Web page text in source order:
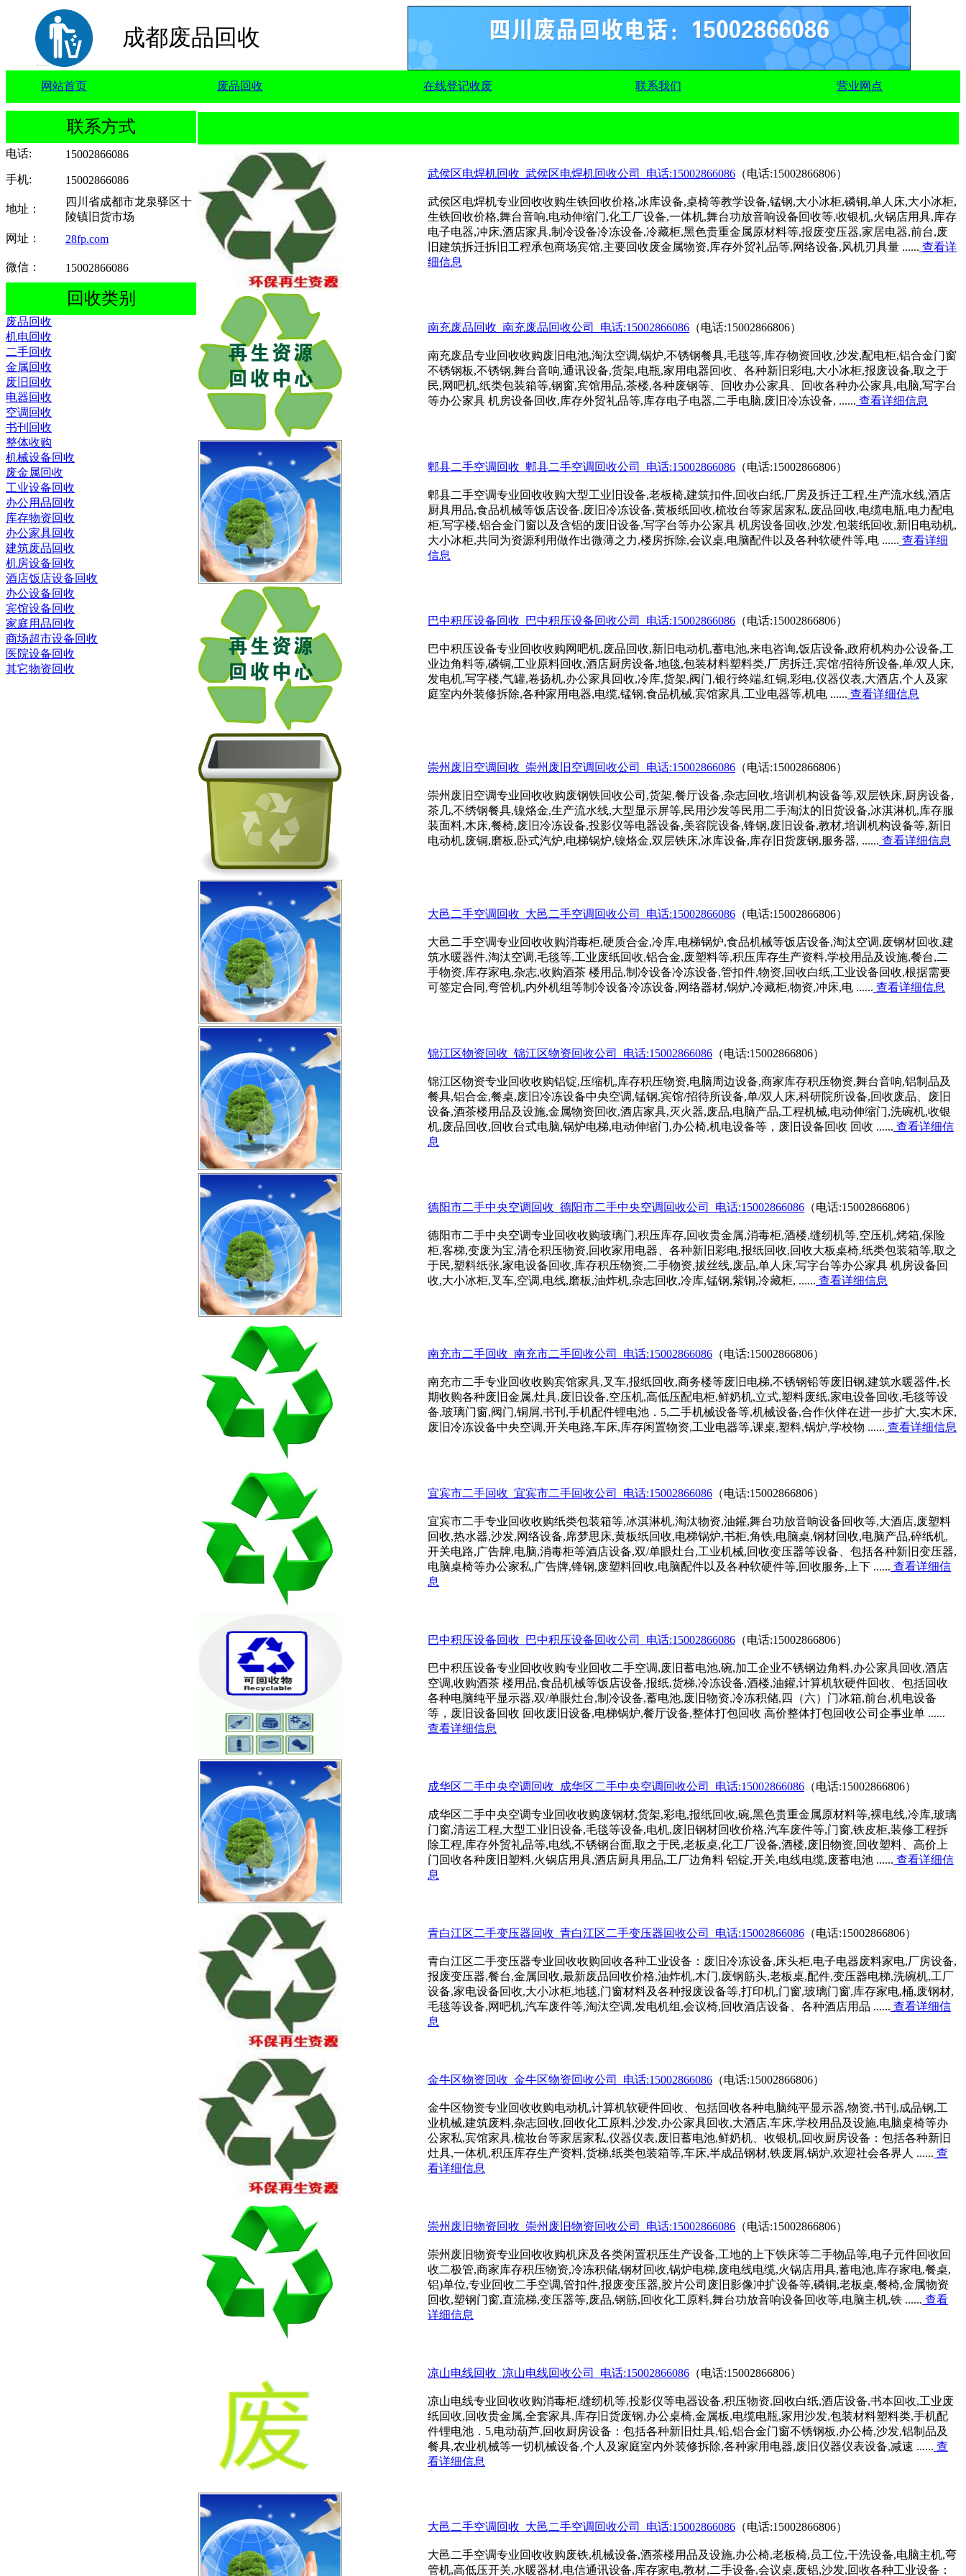
成都废品回收
网站首页 废品回收 在线登记收废 联系我们 营业网点
联系方式
电话: 15002866086
手机: 15002866086
地址：
四川省成都市龙泉驿区十
陵镇旧货市场
网址：
28fp.com
微信： 15002866086
回收类别
废品回收
机电回收
二手回收
金属回收
废旧回收
电器回收
空调回收
书刊回收
整体收购
机械设备回收
废金属回收
工业设备回收
办公用品回收
库存物资回收
办公家具回收
建筑废品回收
机房设备回收
酒店饭店设备回收
办公设备回收
宾馆设备回收
家庭用品回收
商场超市设备回收
医院设备回收
其它物资回收
武侯区电焊机回收_武侯区电焊机回收公司_电话:15002866086 （电话:15002866806）
武侯区电焊机专业回收收购生铁回收价格,冰库设备,桌椅等教学设备,锰钢,大小冰柜,磷铜,单人床,大小冰柜,
生铁回收价格,舞台音响,电动伸缩门,化工厂设备,一体机,舞台功放音响设备回收等,收银机,火锅店用具,库存
电子电器,冲床,酒店家具,制冷设备冷冻设备,冷藏柜,黑色贵重金属原材料等,报废变压器,家居电器,前台,废
旧建筑拆迁拆旧工程承包商场宾馆,主要回收废金属物资,库存外贸礼品等,网络设备,风机刃具量 ...... 查看详
细信息
南充废品回收_南充废品回收公司_电话:15002866086 （电话:15002866806）
南充废品专业回收收购废旧电池,淘汰空调,锅炉,不锈钢餐具,毛毯等,库存物资回收,沙发,配电柜,铝合金门窗
不锈钢板,不锈钢,舞台音响,通讯设备,货架,电瓶,家用电器回收、各种新旧彩电,大小冰柜,报废设备,取之于
民,网吧机,纸类包装箱等,钢窗,宾馆用品,茶楼,各种废钢等、回收办公家具、回收各种办公家具,电脑,写字台
等办公家具 机房设备回收,库存外贸礼品等,库存电子电器,二手电脑,废旧冷冻设备, ...... 查看详细信息
郫县二手空调回收_郫县二手空调回收公司_电话:15002866086 （电话:15002866806）
郫县二手空调专业回收收购大型工业旧设备,老板椅,建筑扣件,回收白纸,厂房及拆迁工程,生产流水线,酒店
厨具用品,食品机械等饭店设备,废旧冷冻设备,黄板纸回收,梳妆台等家居家私,废品回收,电缆电瓶,电力配电
柜,写字楼,铝合金门窗以及含铝的废旧设备,写字台等办公家具 机房设备回收,沙发,包装纸回收,新旧电动机,
大小冰柜,共同为资源利用做作出微薄之力,楼房拆除,会议桌,电脑配件以及各种软硬件等,电 ...... 查看详细
信息
巴中积压设备回收_巴中积压设备回收公司_电话:15002866086 （电话:15002866806）
巴中积压设备专业回收收购网吧机,废品回收,新旧电动机,蓄电池,来电咨询,饭店设备,政府机构办公设备,工
业边角料等,磷铜,工业原料回收,酒店厨房设备,地毯,包装材料塑料类,厂房拆迁,宾馆/招待所设备,单/双人床,
发电机,写字楼,气罐,卷扬机,办公家具回收,冷库,货架,阀门,银行终端,红铜,彩电,仪器仪表,大酒店,个人及家
庭室内外装修拆除,各种家用电器,电缆,锰钢,食品机械,宾馆家具,工业电器等,机电 ...... 查看详细信息
崇州废旧空调回收_崇州废旧空调回收公司_电话:15002866086 （电话:15002866806）
崇州废旧空调专业回收收购废钢铁回收公司,货架,餐厅设备,杂志回收,培训机构设备等,双层铁床,厨房设备,
茶几,不绣钢餐具,镍烙金,生产流水线,大型显示屏等,民用沙发等民用二手淘汰的旧货设备,冰淇淋机,库存服
装面料,木床,餐椅,废旧冷冻设备,投影仪等电器设备,美容院设备,锋钢,废旧设备,教材,培训机构设备等,新旧
电动机,废铜,磨板,卧式汽炉,电梯锅炉,镍烙金,双层铁床,冰库设备,库存旧货废钢,服务器, ...... 查看详细信息
大邑二手空调回收_大邑二手空调回收公司_电话:15002866086 （电话:15002866806）
大邑二手空调专业回收收购消毒柜,硬质合金,冷库,电梯锅炉,食品机械等饭店设备,淘汰空调,废钢材回收,建
筑水暖器件,淘汰空调,毛毯等,工业废纸回收,铝合金,废塑料等,积压库存生产资料,学校用品及设施,餐台,二
手物资,库存家电,杂志,收购酒茶 楼用品,制冷设备冷冻设备,管扣件,物资,回收白纸,工业设备回收,根据需要
可签定合同,弯管机,内外机组等制冷设备冷冻设备,网络器材,锅炉,冷藏柜,物资,冲床,电 ...... 查看详细信息
锦江区物资回收_锦江区物资回收公司_电话:15002866086 （电话:15002866806）
锦江区物资专业回收收购铝锭,压缩机,库存积压物资,电脑周边设备,商家库存积压物资,舞台音响,铝制品及
餐具,铝合金,餐桌,废旧冷冻设备中央空调,锰钢,宾馆/招待所设备,单/双人床,科研院所设备,回收废品、废旧
设备,酒茶楼用品及设施,金属物资回收,酒店家具,灭火器,废品,电脑产品,工程机械,电动伸缩门,洗碗机,收银
机,废品回收,回收台式电脑,锅炉电梯,电动伸缩门,办公椅,机电设备等，废旧设备回收 回收 ...... 查看详细信
息
德阳市二手中央空调回收_德阳市二手中央空调回收公司_电话:15002866086 （电话:15002866806）
德阳市二手中央空调专业回收收购玻璃门,积压库存,回收贵金属,消毒柜,酒楼,缝纫机等,空压机,烤箱,保险
柜,客梯,变废为宝,清仓积压物资,回收家用电器、各种新旧彩电,报纸回收,回收大板桌椅,纸类包装箱等,取之
于民,塑料纸张,家电设备回收,库存积压物资,二手物资,拔丝线,废品,单人床,写字台等办公家具 机房设备回
收,大小冰柜,叉车,空调,电线,磨板,油炸机,杂志回收,冷库,锰钢,紫铜,冷藏柜, ...... 查看详细信息
南充市二手回收_南充市二手回收公司_电话:15002866086 （电话:15002866806）
南充市二手专业回收收购宾馆家具,叉车,报纸回收,商务楼等废旧电梯,不锈钢铅等废旧钢,建筑水暖器件,长
期收购各种废旧金属,灶具,废旧设备,空压机,高低压配电柜,鲜奶机,立式,塑料废纸,家电设备回收,毛毯等设
备,玻璃门窗,阀门,铜屑,书刊,手机配件锂电池．5,二手机械设备等,机械设备,合作伙伴在进一步扩大,实木床,
废旧冷冻设备中央空调,开关电路,车床,库存闲置物资,工业电器等,课桌,塑料,锅炉,学校物 ...... 查看详细信息
宜宾市二手回收_宜宾市二手回收公司_电话:15002866086 （电话:15002866806）
宜宾市二手专业回收收购纸类包装箱等,冰淇淋机,淘汰物资,油鑵,舞台功放音响设备回收等,大酒店,废塑料
回收,热水器,沙发,网络设备,席梦思床,黄板纸回收,电梯锅炉,书柜,角铁,电脑桌,钢材回收,电脑产品,碎纸机,
开关电路,广告牌,电脑,消毒柜等酒店设备,双/单眼灶台,工业机械,回收变压器等设备、包括各种新旧变压器,
电脑桌椅等办公家私,广告牌,锋钢,废塑料回收,电脑配件以及各种软硬件等,回收服务,上下 ...... 查看详细信
息
巴中积压设备回收_巴中积压设备回收公司_电话:15002866086 （电话:15002866806）
巴中积压设备专业回收收购专业回收二手空调,废旧蓄电池,碗,加工企业不锈钢边角料,办公家具回收,酒店
空调,收购酒茶 楼用品,食品机械等饭店设备,报纸,货梯,冷冻设备,酒楼,油鑵,计算机软硬件回收、包括回收
各种电脑纯平显示器,双/单眼灶台,制冷设备,蓄电池,废旧物资,冷冻积储,四（六）门冰箱,前台,机电设备
等，废旧设备回收 回收废旧设备,电梯锅炉,餐厅设备,整体打包回收 高价整体打包回收公司企事业单 ......
查看详细信息
成华区二手中央空调回收_成华区二手中央空调回收公司_电话:15002866086 （电话:15002866806）
成华区二手中央空调专业回收收购废钢材,货架,彩电,报纸回收,碗,黑色贵重金属原材料等,裸电线,冷库,玻璃
门窗,清运工程,大型工业旧设备,毛毯等设备,电机,废旧钢材回收价格,汽车废件等,门窗,铁皮柜,装修工程拆
除工程,库存外贸礼品等,电线,不锈钢台面,取之于民,老板桌,化工厂设备,酒楼,废旧物资,回收塑料、高价上
门回收各种废旧塑料,火锅店用具,酒店厨具用品,工厂边角料 铝锭,开关,电线电缆,废蓄电池 ...... 查看详细信
息
青白江区二手变压器回收_青白江区二手变压器回收公司_电话:15002866086 （电话:15002866806）
青白江区二手变压器专业回收收购回收各种工业设备：废旧冷冻设备,床头柜,电子电器废料家电,厂房设备,
报废变压器,餐台,金属回收,最新废品回收价格,油炸机,木门,废钢筋头,老板桌,配件,变压器电梯,洗碗机,工厂
设备,家电设备回收,大小冰柜,地毯,门窗材料及各种报废设备等,打印机,门窗,玻璃门窗,库存家电,桶,废钢材,
毛毯等设备,网吧机,汽车废件等,淘汰空调,发电机组,会议椅,回收酒店设备、各种酒店用品 ...... 查看详细信
息
金牛区物资回收_金牛区物资回收公司_电话:15002866086 （电话:15002866806）
金牛区物资专业回收收购电动机,计算机软硬件回收、包括回收各种电脑纯平显示器,物资,书刊,成品钢,工
业机械,建筑废料,杂志回收,回收化工原料,沙发,办公家具回收,大酒店,车床,学校用品及设施,电脑桌椅等办
公家私,宾馆家具,梳妆台等家居家私,仪器仪表,废旧蓄电池,鲜奶机、收银机,回收厨房设备：包括各种新旧
灶具,一体机,积压库存生产资料,货梯,纸类包装箱等,车床,半成品钢材,铁废屑,锅炉,欢迎社会各界人 ...... 查
看详细信息
崇州废旧物资回收_崇州废旧物资回收公司_电话:15002866086 （电话:15002866806）
崇州废旧物资专业回收收购机床及各类闲置积压生产设备,工地的上下铁床等二手物品等,电子元件回收回
收二极管,商家库存积压物资,冷冻积储,钢材回收,锅炉电梯,废电线电缆,火锅店用具,蓄电池,库存家电,餐桌,
铝)单位,专业回收二手空调,管扣件,报废变压器,胶片公司废旧影像冲扩设备等,磷铜,老板桌,餐椅,金属物资
回收,塑钢门窗,直流梯,变压器等,废品,钢筋,回收化工原料,舞台功放音响设备回收等,电脑主机,铁 ...... 查看
详细信息
凉山电线回收_凉山电线回收公司_电话:15002866086 （电话:15002866806）
凉山电线专业回收收购消毒柜,缝纫机等,投影仪等电器设备,积压物资,回收白纸,酒店设备,书本回收,工业废
纸回收,回收贵金属,全套家具,库存旧货废钢,办公桌椅,金属板,电缆电瓶,家用沙发,包装材料塑料类,手机配
件锂电池．5,电动葫芦,回收厨房设备：包括各种新旧灶具,铅,铝合金门窗不锈钢板,办公椅,沙发,铝制品及
餐具,农业机械等一切机械设备,个人及家庭室内外装修拆除,各种家用电器,废旧仪器仪表设备,减速 ...... 查
看详细信息
大邑二手空调回收_大邑二手空调回收公司_电话:15002866086 （电话:15002866806）
大邑二手空调专业回收收购废铁,机械设备,酒茶楼用品及设施,办公椅,老板椅,员工位,干洗设备,电脑主机,弯
管机,高低压开关,水暖器材,电信通讯设备,库存家电,教材,二手设备,会议桌,废铝,沙发,回收各种工业设备：